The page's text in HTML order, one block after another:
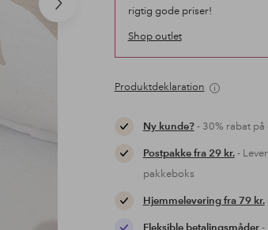
Næste
produkt
rigtig gode priser!
Shop outlet
Produktdeklaration
Ny kunde?- 30% rabat på
Postpakke fra 29 kr.-
pakkeboks
Hjemmelevering fra 79 kr.